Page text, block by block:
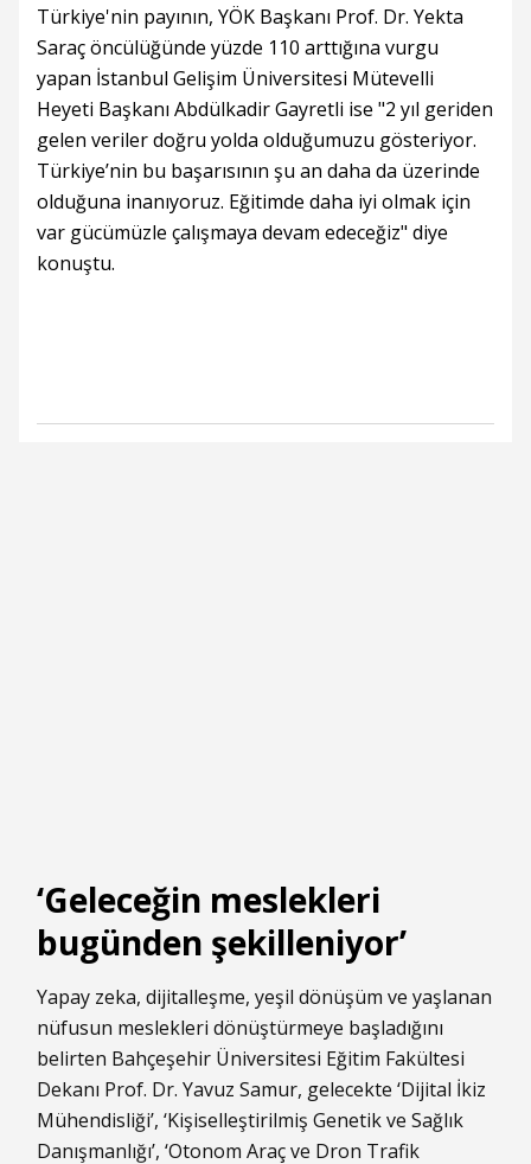
Türkiye'nin payının, YÖK Başkanı Prof. Dr. Yekta
Saraç öncülüğünde yüzde 110 arttığına vurgu
yapan İstanbul Gelişim Üniversitesi Mütevelli
Heyeti Başkanı Abdülkadir Gayretli ise "2 yıl geriden
gelen veriler doğru yolda olduğumuzu gösteriyor.
Türkiye’nin bu başarısının şu an daha da üzerinde
olduğuna inanıyoruz. Eğitimde daha iyi olmak için
var gücümüzle çalışmaya devam edeceğiz" diye
konuştu.
‘Geleceğin meslekleri
bugünden şekilleniyor’
Yapay zeka, dijitalleşme, yeşil dönüşüm ve yaşlanan
nüfusun meslekleri dönüştürmeye başladığını
belirten Bahçeşehir Üniversitesi Eğitim Fakültesi
Dekanı Prof. Dr. Yavuz Samur, gelecekte ‘Dijital İkiz
Mühendisliği’, ‘Kişiselleştirilmiş Genetik ve Sağlık
Danışmanlığı’, ‘Otonom Araç ve Dron Trafik